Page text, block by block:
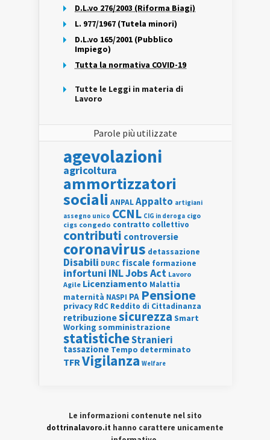
D.L.vo 276/2003 (Riforma Biagi)
L. 977/1967 (Tutela minori)
D.L.vo 165/2001 (Pubblico
Impiego)
Tutta la normativa COVID-19
Tutte le Leggi in materia di
Lavoro
Parole più utilizzate
agevolazioni
agricoltura
ammortizzatori
sociali ANPALAppalto artigiani
assegno unico CCNL CIG in deroga cigo
cigs congedo contratto collettivo
contributi controversie
coronavirus detassazione
Disabili DURC fiscale formazione
infortuni INLJobs Act Lavoro
Agile Licenziamento Malattia
maternità NASPI PA Pensione
privacy RdC Reddito di Cittadinanza
retribuzionesicurezza Smart
Working somministrazione
statisticheStranieri
tassazione Tempo determinato
TFRVigilanza Welfare
Le informazioni contenute nel sito
dottrinalavoro.it hanno carattere unicamente